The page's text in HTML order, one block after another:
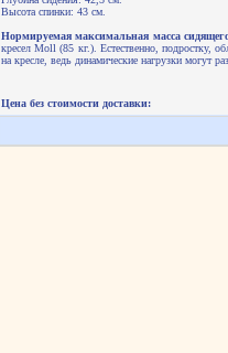
Высота спинки: 43 см.
Нормируемая максимальная масса
кресел Moll (85 кг.). Естественно, подростку,
на кресле, ведь динамические нагрузки могут
Цена без стоимости доставки: